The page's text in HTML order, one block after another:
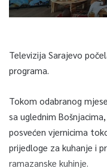
Televizija Sarajevo
programa.
Tokom odabranog
sa uglednim
posvećen vjernicima
prijedloge za kuhanje i
ramazanske kuhinje.